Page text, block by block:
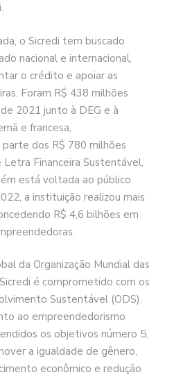
o Sicredi tem buscado
nacional e internacional,
o crédito e apoiar as
Foram R$ 438 milhões
2021 junto à DEG e à
e francesa,
dos R$ 780 milhões
Financeira Sustentável,
está voltada ao público
a instituição realizou mais
R$ 4,6 bilhões em
da Organização Mundial das
é comprometido com os
Sustentável (ODS).
ao empreendedorismo
os objetivos número 5,
a igualdade de gênero,
econômico e redução